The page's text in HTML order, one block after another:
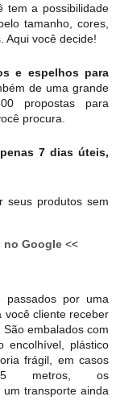
tem a possibilidade
tamanho, cores,
Aqui você decide!
e espelhos para
de uma grande
propostas para
procura.
7 dias úteis,
seus produtos sem
no Google <<
passados por uma
você cliente receber
embalados com
encolhível, plástico
frágil, em casos
metros, os
transporte ainda